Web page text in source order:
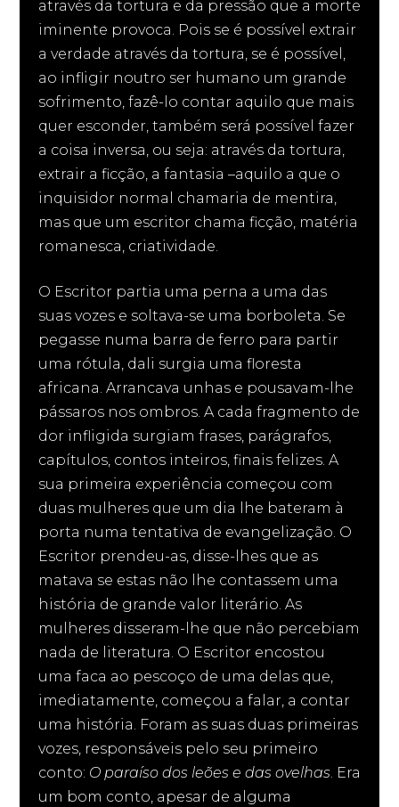
através da tortura e da pressão que a morte
iminente provoca. Pois se é possível extrair
a verdade através da tortura, se é possível,
ao infligir noutro ser humano um grande
sofrimento, fazê-lo contar aquilo que mais
quer esconder, também será possível fazer
a coisa inversa, ou seja: através da tortura,
extrair a ficção, a fantasia –aquilo a que o
inquisidor normal chamaria de mentira,
mas que um escritor chama ficção, matéria
romanesca, criatividade.
O Escritor partia uma perna a uma das
suas vozes e soltava-se uma borboleta. Se
pegasse numa barra de ferro para partir
uma rótula, dali surgia uma floresta
africana. Arrancava unhas e pousavam-lhe
pássaros nos ombros. A cada fragmento de
dor infligida surgiam frases, parágrafos,
capítulos, contos inteiros, finais felizes. A
sua primeira experiência começou com
duas mulheres que um dia lhe bateram à
porta numa tentativa de evangelização. O
Escritor prendeu-as, disse-lhes que as
matava se estas não lhe contassem uma
história de grande valor literário. As
mulheres disseram-lhe que não percebiam
nada de literatura. O Escritor encostou
uma faca ao pescoço de uma delas que,
imediatamente, começou a falar, a contar
uma história. Foram as suas duas primeiras
vozes, responsáveis pelo seu primeiro
conto: O paraíso dos leões e das ovelhas. Era
um bom conto, apesar de alguma